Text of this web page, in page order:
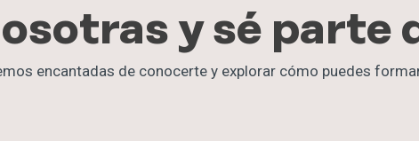
y sé parte
encantadas de conocerte y explorar cómo puedes